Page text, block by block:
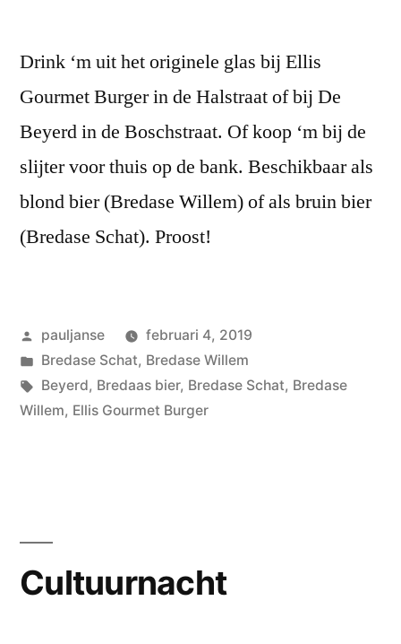
Drink ‘m uit het originele glas bij Ellis
Gourmet Burger in de Halstraat of bij De
Beyerd in de Boschstraat. Of koop ‘m bij de
slijter voor thuis op de bank. Beschikbaar als
blond bier (Bredase Willem) of als bruin bier
(Bredase Schat). Proost!
Geplaatst
door
pauljanse
februari 4, 2019
Geplaatst
in
Bredase Schat, Bredase Willem
Tags:
Beyerd, Bredaas bier, Bredase Schat, Bredase
Willem, Ellis Gourmet Burger
Cultuurnacht